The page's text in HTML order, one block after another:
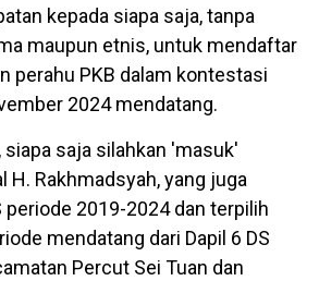
kepada siapa saja, tanpa
maupun etnis, untuk mendaftar
perahu PKB dalam kontestasi
2024 mendatang.
siapa saja silahkan 'masuk'
H. Rakhmadsyah, yang juga
periode 2019-2024 dan terpilih
mendatang dari Dapil 6 DS
Percut Sei Tuan dan